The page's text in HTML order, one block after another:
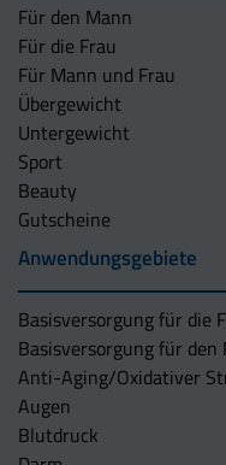
Für den Mann
Für die Frau
Für Mann und Frau
Übergewicht
Untergewicht
Sport
Beauty
Gutscheine
Anwendungsgebiete
Basisversorgung für die
Basisversorgung für den
Anti-Aging/Oxidativer
Augen
Blutdruck